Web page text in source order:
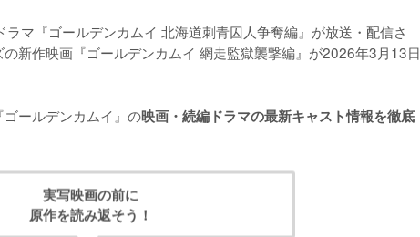
マ『ゴールデンカムイ 北海道刺青囚人争奪編』が放送・配信さ
新作映画『ゴールデンカムイ 網走監獄襲撃編』が2026年3月13日
ールデンカムイ』の映画・続編ドラマの最新キャスト情報を徹底
実写映画の前に
原作を読み返そう！